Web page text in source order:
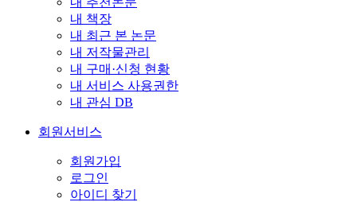
내 책장
내 최근 본 논문
내 저작물관리
내 구매·신청 현황
내 서비스 사용권한
내 관심 DB
회원서비스
회원가입
로그인
아이디 찾기